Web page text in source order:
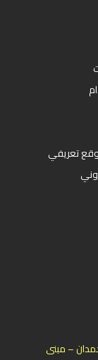
تعريفي
– مبنى